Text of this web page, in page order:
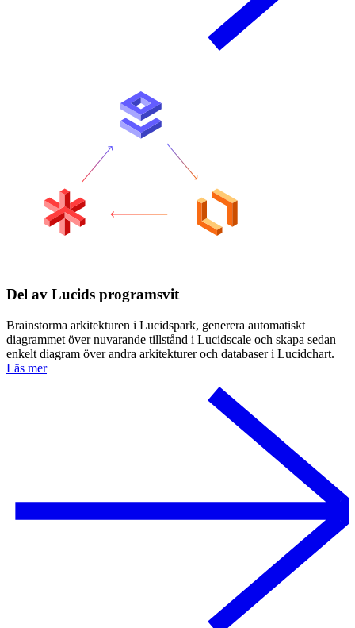
Del av Lucids programsvit
Brainstorma arkitekturen i Lucidspark, generera automatiskt
diagrammet över nuvarande tillstånd i Lucidscale och skapa sedan
enkelt diagram över andra arkitekturer och databaser i Lucidchart.
Läs mer